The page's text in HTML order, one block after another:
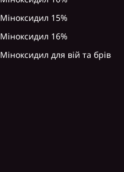
Міноксидил 15%
Міноксидил 16%
Міноксидил для вій та брів